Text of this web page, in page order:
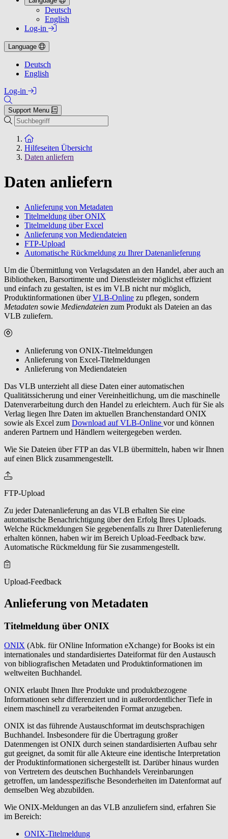
Deutsch
English
Log-in
Language
Deutsch
English
Log-in
Support Menu
Suchen
Zur Startseite
Hilfeseiten Übersicht
Daten anliefern
Daten anliefern
Anlieferung von Metadaten
Titelmeldung über ONIX
Titelmeldung über Excel
Anlieferung von Mediendateien
FTP-Upload
Automatische Rückmeldung zu Ihrer Datenanlieferung
Um die Übermittlung von Verlagsdaten an den Handel, aber auch an
Bibliotheken, Barsortimente und Dienstleister möglichst effizient
und einfach zu gestalten, ist es im VLB nicht nur möglich,
Produktinformationen überVLB-Online zu pflegen, sondern
Metadaten sowie Mediendateien zum Produkt als Dateien an das
VLB zuliefern.
Anlieferung von ONIX-Titelmeldungen
Anlieferung von Excel-Titelmeldungen
Anlieferung von Mediendateien
Das VLB unterzieht all diese Daten einer automatischen
Qualitätssicherung und einer Vereinheitlichung, um die maschinelle
Datenverarbeitung durch den Handel zu erleichtern. Auch für Sie als
Verlag liegen Ihre Daten im aktuellen Branchenstandard ONIX
sowie als Excel zum Download auf VLB-Online vor und können
anderen Partnern und Händlern weitergegeben werden.
Wie Sie Dateien über FTP an das VLB übermitteln, haben wir Ihnen
auf einen Blick zusammengestellt.
FTP-Upload
Zu jeder Datenanlieferung an das VLB erhalten Sie eine
automatische Benachrichtigung über den Erfolg Ihres Uploads.
Welche Rückmeldungen Sie gegebenenfalls zu Ihrer Datenlieferung
erhalten können, haben wir im Bereich Upload-Feedback bzw.
Automatische Rückmeldung für Sie zusammengestellt.
Upload-Feedback
Anlieferung von Metadaten
Titelmeldung über ONIX
ONIX (Abk. für ONline Information eXchange) for Books ist ein
internationales und standardisiertes Dateiformat für den Austausch
von bibliografischen Metadaten und Produktinformationen im
weltweiten Buchhandel.
ONIX erlaubt Ihnen Ihre Produkte und produktbezogene
Informationen sehr differenziert und in außerordentlicher Tiefe in
einem maschinell zu verarbeitenden Format anzugeben.
ONIX ist das führende Austauschformat im deutschsprachigen
Buchhandel. Insbesondere für die Übertragung großer
Datenmengen ist ONIX durch seinen standardisierten Aufbau sehr
gut geeignet, da somit für alle Akteure eine identische Interpretation
der Produktinformationen sichergestellt ist. Darüber hinaus wurden
von Vertretern des deutschen Buchhandels Vereinbarungen
getroffen, um landesspezifische Besonderheiten im Datenformat auf
demselben Weg abzubilden.
Wie ONIX-Meldungen an das VLB anzuliefern sind, erfahren Sie
im Bereich:
ONIX-Titelmeldung